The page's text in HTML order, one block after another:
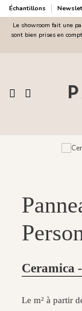
Échantillons
Le showroom fait une
sont bien prises en
Ceramica